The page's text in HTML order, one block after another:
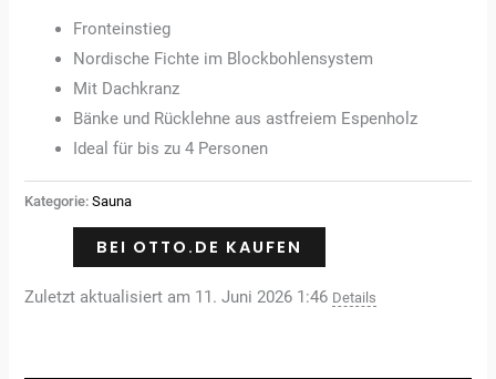
Fronteinstieg
Nordische Fichte im Blockbohlensystem
Mit Dachkranz
Bänke und Rücklehne aus astfreiem Espenholz
Ideal für bis zu 4 Personen
Kategorie:Sauna
BEI OTTO.DE KAUFEN
Zuletzt aktualisiert am 11. Juni 2026 1:46 Details